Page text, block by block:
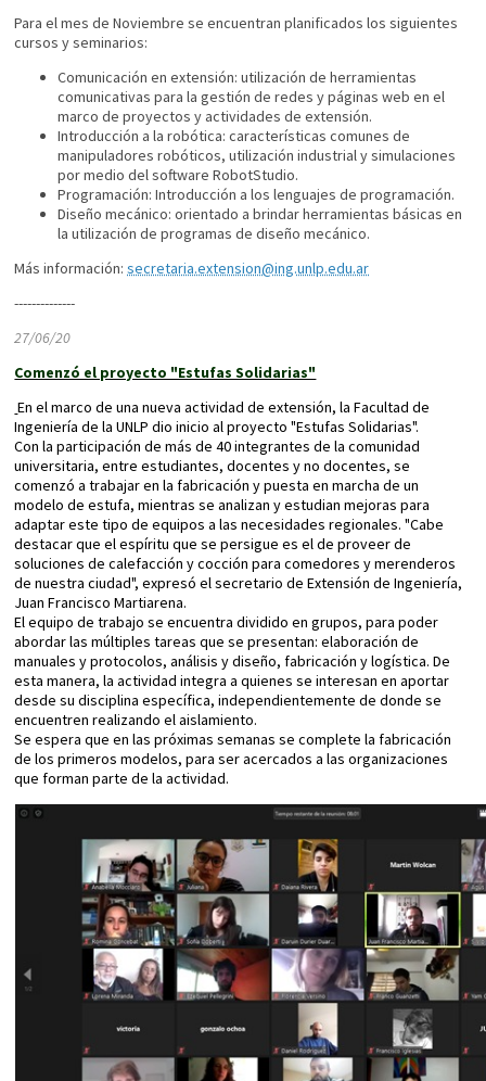
Para el mes de Noviembre se encuentran planificados los siguientes
cursos y seminarios:
Comunicación en extensión: utilización de herramientas
comunicativas para la gestión de redes y páginas web en el
marco de proyectos y actividades de extensión.
Introducción a la robótica: características comunes de
manipuladores robóticos, utilización industrial y simulaciones
por medio del software RobotStudio.
Programación: Introducción a los lenguajes de programación.
Diseño mecánico: orientado a brindar herramientas básicas en
la utilización de programas de diseño mecánico.
Más información:secretaria.extension@ing.unlp.edu.ar
--------------
27/06/20
Comenzó el proyecto "Estufas Solidarias"
En el marco de una nueva actividad de extensión, la Facultad de
Ingeniería de la UNLP dio inicio al proyecto "Estufas Solidarias".
Con la participación de más de 40 integrantes de la comunidad
universitaria, entre estudiantes, docentes y no docentes, se
comenzó a trabajar en la fabricación y puesta en marcha de un
modelo de estufa, mientras se analizan y estudian mejoras para
adaptar este tipo de equipos a las necesidades regionales. "Cabe
destacar que el espíritu que se persigue es el de proveer de
soluciones de calefacción y cocción para comedores y merenderos
de nuestra ciudad", expresó el secretario de Extensión de Ingeniería,
Juan Francisco Martiarena.
El equipo de trabajo se encuentra dividido en grupos, para poder
abordar las múltiples tareas que se presentan: elaboración de
manuales y protocolos, análisis y diseño, fabricación y logística. De
esta manera, la actividad integra a quienes se interesan en aportar
desde su disciplina específica, independientemente de donde se
encuentren realizando el aislamiento.
Se espera que en las próximas semanas se complete la fabricación
de los primeros modelos, para ser acercados a las organizaciones
que forman parte de la actividad.